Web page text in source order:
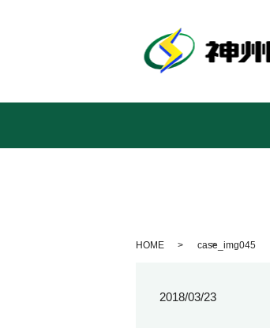
HOME case_img045
2018/03/23